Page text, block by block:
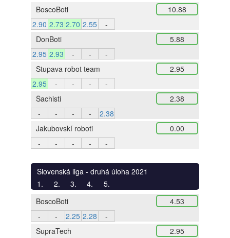
BoscoBoti
10.88
2.90 2.73 2.70 2.55
-
DonBoti
5.88
2.95 2.93 - -
-
Stupava robot team
2.95
2.95
- - -
-
Šachisti
2.38
-
- - -
2.38
Jakubovskí roboti
0.00
-
- - - -
Slovenská liga - druhá úloha 2021
1.
2. 3. 4.
5.
BoscoBoti
4.53
-
- 2.25 2.28
-
SupraTech
2.95